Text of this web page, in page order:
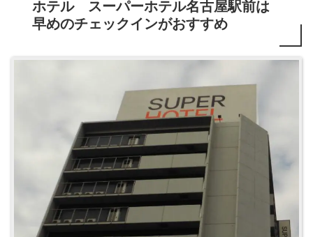
ホテル スーパーホテル名古屋駅前は
早めのチェックインがおすすめ